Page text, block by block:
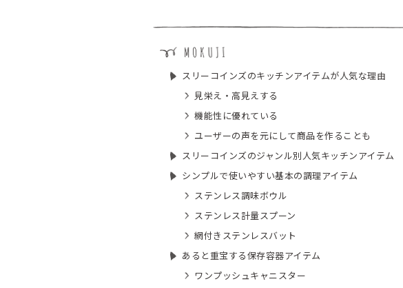
スリーコインズのキッチンアイテムが人気な理由
見栄え・高見えする
機能性に優れている
ユーザーの声を元にして商品を作ることも
スリーコインズのジャンル別人気キッチンアイテム
シンプルで使いやすい基本の調理アイテム
ステンレス調味ボウル
ステンレス計量スプーン
網付きステンレスバット
あると重宝する保存容器アイテム
ワンプッシュキャニスター